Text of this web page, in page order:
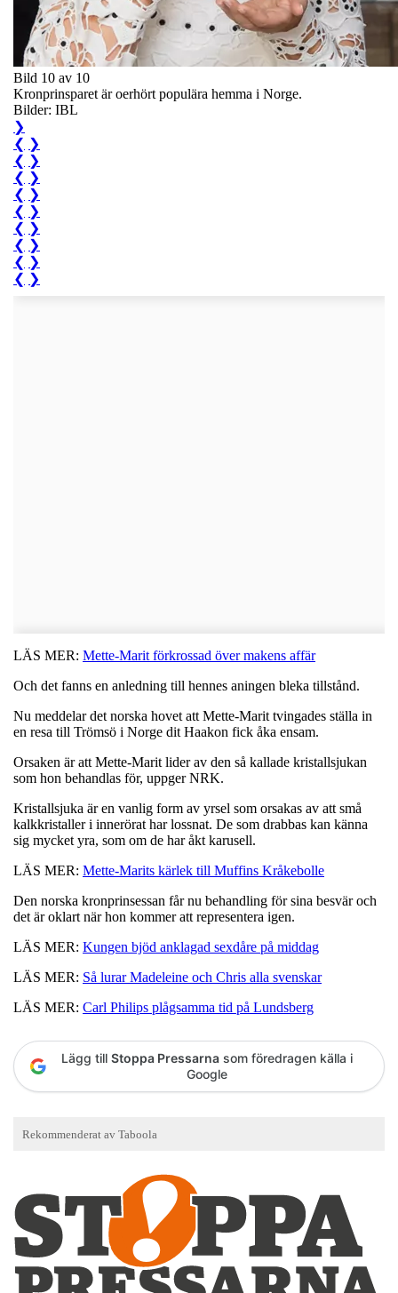
Bild 10 av 10
Kronprinsparet är oerhört populära hemma i Norge.
Bilder: IBL
❯
❮ ❯
❮ ❯
❮ ❯
❮ ❯
❮ ❯
❮ ❯
❮ ❯
❮ ❯
❮ ❯
LÄS MER: Mette-Marit förkrossad över makens affär
Och det fanns en anledning till hennes aningen bleka tillstånd.
Nu meddelar det norska hovet att Mette-Marit tvingades ställa in
en resa till Trömsö i Norge dit Haakon fick åka ensam.
Orsaken är att Mette-Marit lider av den så kallade kristallsjukan
som hon behandlas för, uppger NRK.
Kristallsjuka är en vanlig form av yrsel som orsakas av att små
kalkkristaller i innerörat har lossnat. De som drabbas kan känna
sig mycket yra, som om de har åkt karusell.
LÄS MER: Mette-Marits kärlek till Muffins Kråkebolle
Den norska kronprinsessan får nu behandling för sina besvär och
det är oklart när hon kommer att representera igen.
LÄS MER: Kungen bjöd anklagad sexdåre på middag
LÄS MER: Så lurar Madeleine och Chris alla svenskar
LÄS MER: Carl Philips plågsamma tid på Lundsberg
Lägg till Stoppa Pressarna som föredragen källa i
Google